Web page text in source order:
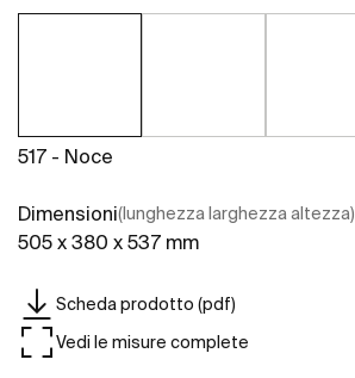
517 - Noce
Dimensioni(lunghezza larghezza altezza)
505 x 380 x 537 mm
Scheda prodotto (pdf)
Vedi le misure complete